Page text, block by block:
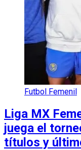
Futbol Femenil
Liga MX
juega el
títulos y